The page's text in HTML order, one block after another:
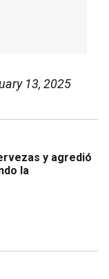
13, 2025
y agredió
la